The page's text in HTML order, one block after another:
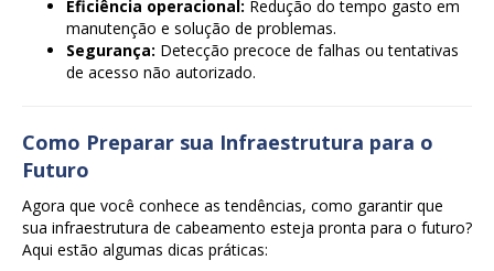
Eficiência operacional: Redução do tempo gasto em
manutenção e solução de problemas.
Segurança: Detecção precoce de falhas ou tentativas
de acesso não autorizado.
Como Preparar sua Infraestrutura para o
Futuro
Agora que você conhece as tendências, como garantir que
sua infraestrutura de cabeamento esteja pronta para o futuro?
Aqui estão algumas dicas práticas: